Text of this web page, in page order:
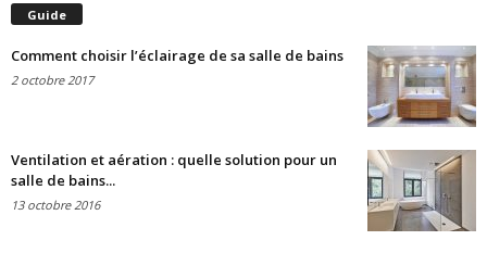
Guide
Comment choisir l’éclairage de sa salle de bains
2 octobre 2017
Ventilation et aération : quelle solution pour un
salle de bains...
13 octobre 2016